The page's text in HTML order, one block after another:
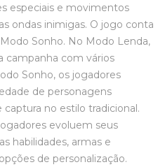
especiais e movimentos
ondas inimigas. O jogo conta
Sonho. No Modo Lenda,
campanha com vários
Sonho, os jogadores
de personagens
no estilo tradicional.
evoluem seus
habilidades, armas e
de personalização.